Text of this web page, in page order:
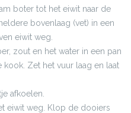
boter tot het eiwit naar de
bovenlaag (vet) in een
eiwit weg.
zout en het water in een pan
Zet het vuur laag en laat
afkoelen.
eiwit weg. Klop de dooiers